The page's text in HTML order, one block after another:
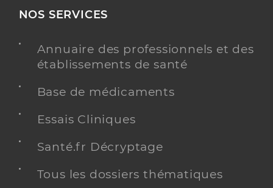
NOS SERVICES
Annuaire des professionnels et des
établissements de santé
Base de médicaments
Essais Cliniques
Santé.fr Décryptage
Tous les dossiers thématiques